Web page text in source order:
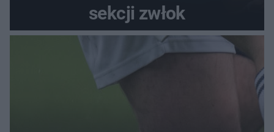
sekcji zwłok